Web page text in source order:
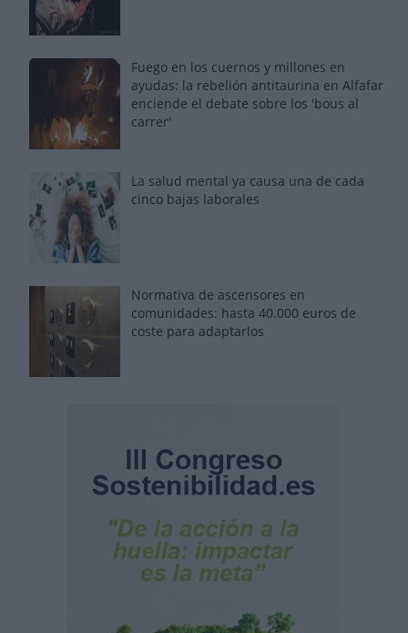
Fuego en los cuernos y millones en
ayudas: la rebelión antitaurina en Alfafar
enciende el debate sobre los 'bous al
carrer'
La salud mental ya causa una de cada
cinco bajas laborales
Normativa de ascensores en
comunidades: hasta 40.000 euros de
coste para adaptarlos